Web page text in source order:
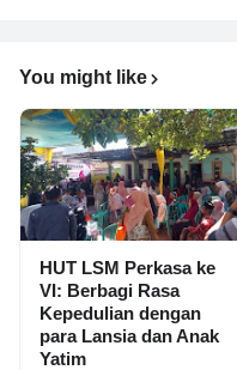
You might like
HUT LSM Perkasa ke
VI: Berbagi Rasa
Kepedulian dengan
para Lansia dan Anak
Yatim